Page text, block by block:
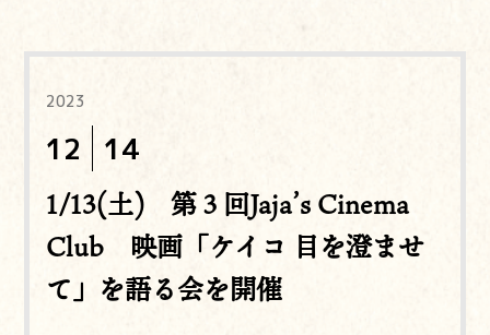
2023
12 14
1/13(土) 第３回Jaja’s Cinema
Club 映画「ケイコ 目を澄ませ
て」を語る会を開催